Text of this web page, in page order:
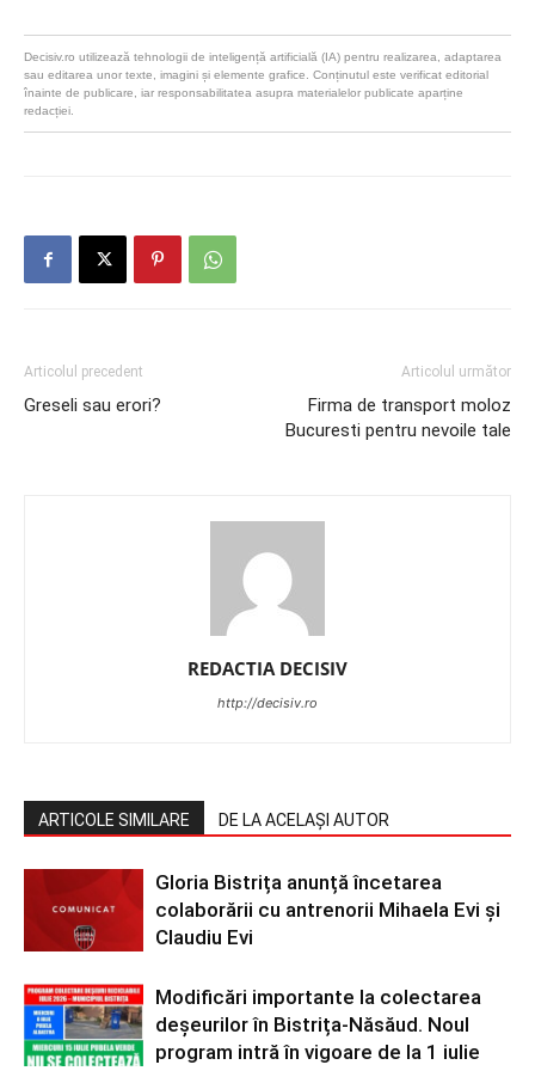
Decisiv.ro utilizează tehnologii de inteligență artificială (IA) pentru realizarea, adaptarea
sau editarea unor texte, imagini și elemente grafice. Conținutul este verificat editorial
înainte de publicare, iar responsabilitatea asupra materialelor publicate aparține
redacției.
Articolul precedent
Greseli sau erori?
Articolul următor
Firma de transport moloz
Bucuresti pentru nevoile tale
REDACTIA DECISIV
http://decisiv.ro
ARTICOLE SIMILARE DE LA ACELAȘI AUTOR
Gloria Bistrița anunță încetarea
colaborării cu antrenorii Mihaela Evi și
Claudiu Evi
Modificări importante la colectarea
deșeurilor în Bistrița-Năsăud. Noul
program intră în vigoare de la 1 iulie